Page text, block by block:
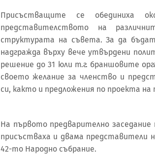
Присъстващите се обединиха
представителството на
структурата на съвета. За да
надгражда върху вече утвърдени
решение до 31 юли т.г. браншовите
своето желание за членство и
си, както и предложения по проекта на
На първото предварително
присъстваха и двама представители
42-то Народно събрание.